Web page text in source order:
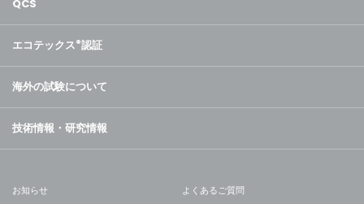
QCS
エコテックス®認証
海外の試験について
技術情報・研究情報
お知らせ よくあるご質問